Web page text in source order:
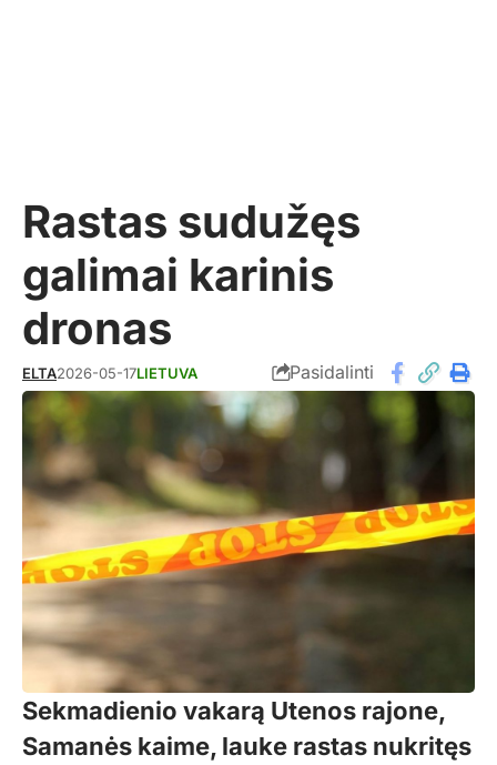
Rastas sudužęs
galimai karinis
dronas
ELTA2026-05-17LIETUVA Pasidalinti
Sekmadienio vakarą Utenos rajone,
Samanės kaime, lauke rastas nukritęs